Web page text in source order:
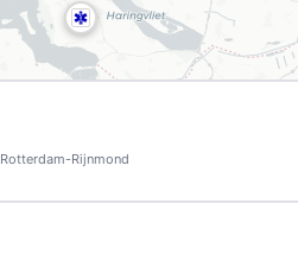
Rotterdam-Rijnmond